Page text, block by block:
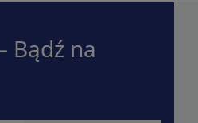
Bądź na